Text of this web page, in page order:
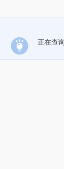
正在查